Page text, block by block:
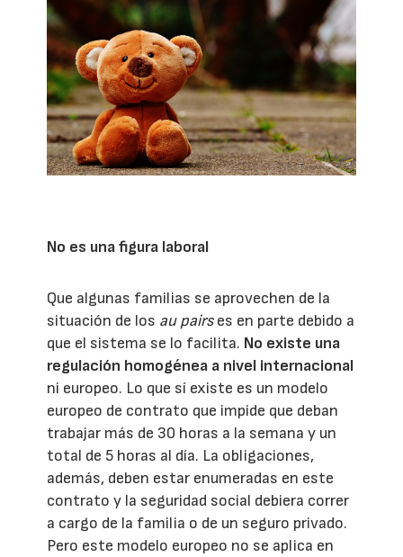
No es una figura laboral
Que algunas familias se aprovechen de la
situación de los au pairses en parte debido a
que el sistema se lo facilita. No existe una
regulación homogénea a nivel internacional
ni europeo. Lo que sí existe es un modelo
europeo de contrato que impide que deban
trabajar más de 30 horas a la semana y un
total de 5 horas al día. La obligaciones,
además, deben estar enumeradas en este
contrato y la seguridad social debiera correr
a cargo de la familia o de un seguro privado.
Pero este modelo europeo no se aplica en